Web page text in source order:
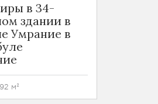
в 34-
здании в
Умрание в
м²